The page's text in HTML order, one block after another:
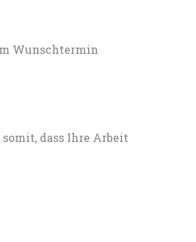
Wunschtermin
dass Ihre Arbeit